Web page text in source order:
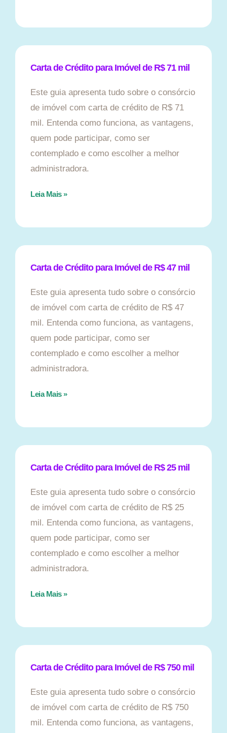
Carta de Crédito para Imóvel de R$ 71 mil
Este guia apresenta tudo sobre o consórcio
de imóvel com carta de crédito de R$ 71
mil. Entenda como funciona, as vantagens,
quem pode participar, como ser
contemplado e como escolher a melhor
administradora.
Leia Mais »
Carta de Crédito para Imóvel de R$ 47 mil
Este guia apresenta tudo sobre o consórcio
de imóvel com carta de crédito de R$ 47
mil. Entenda como funciona, as vantagens,
quem pode participar, como ser
contemplado e como escolher a melhor
administradora.
Leia Mais »
Carta de Crédito para Imóvel de R$ 25 mil
Este guia apresenta tudo sobre o consórcio
de imóvel com carta de crédito de R$ 25
mil. Entenda como funciona, as vantagens,
quem pode participar, como ser
contemplado e como escolher a melhor
administradora.
Leia Mais »
Carta de Crédito para Imóvel de R$ 750 mil
Este guia apresenta tudo sobre o consórcio
de imóvel com carta de crédito de R$ 750
mil. Entenda como funciona, as vantagens,